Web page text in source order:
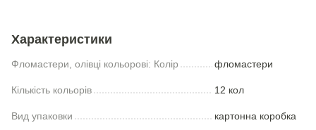
Характеристики
Фломастери, олівці кольорові: Колір фломастери
Кількість кольорів 12 кол
Вид упаковки картонна коробка